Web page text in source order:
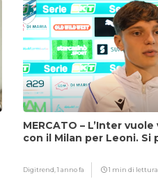
MERCATO – L’Inter
con il Milan per Leoni. Si
Digitrend,1 anno fa 1 min di lettura